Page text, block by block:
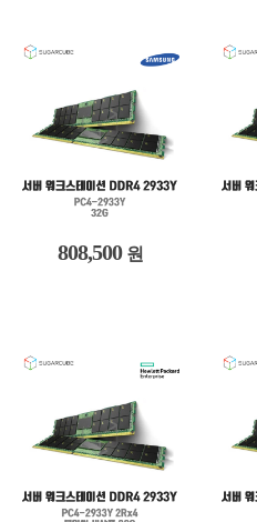
808,500 원